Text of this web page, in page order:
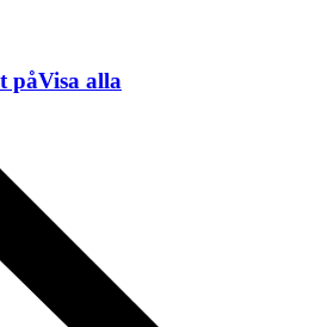
påVisa alla